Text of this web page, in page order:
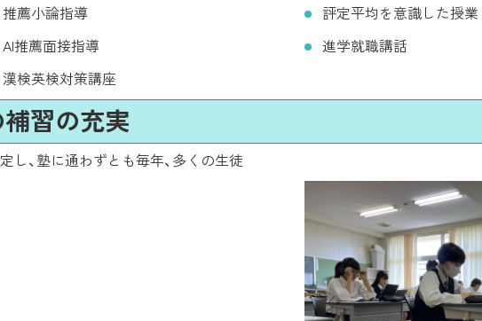
推薦小論指導
AI推薦面接指導
漢検英検対策講座
評定平均を意識した授業
進学就職講話
習の充実
、塾に通わずとも毎年、多くの生徒